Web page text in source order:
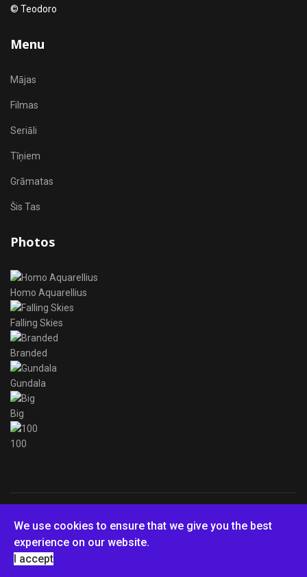
© Teodoro
Menu
Mājas
Filmas
Seriāli
Tīņiem
Grāmatas
Šis Tas
Photos
Homo Aquarellius
Falling Skies
Branded
Gundala
Big
100
© 2026 Teodoro
We use cookies to ensure that we give you the best
experience on our website.
I accept